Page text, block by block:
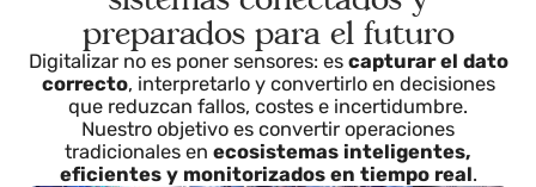
Transformamos activos en
sistemas conectados y
preparados para el futuro
Digitalizar no es poner sensores: escapturar el
correcto, interpretarlo y convertirlo en decisiones
que reduzcan fallos, costes e incertidumbre.